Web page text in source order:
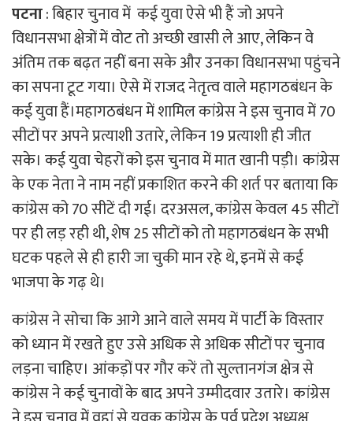
पटना: बिहार चुनाव में कई युवा ऐसे भी हैं जो अपने
विधानसभा क्षेत्रों में वोट तो अच्छी खासी ले आए, लेकिन वे
अंतिम तक बढ़त नहीं बना सके और उनका विधानसभा पहुंचने
का सपना टूट गया। ऐसे में राजद नेतृत्व वाले महागठबंधन के
कई युवा हैं।महागठबंधन में शामिल कांग्रेस ने इस चुनाव में 70
सीटों पर अपने प्रत्याशी उतारे, लेकिन 19 प्रत्याशी ही जीत
सके। कई युवा चेहरों को इस चुनाव में मात खानी पड़ी। कांग्रेस
के एक नेता ने नाम नहीं प्रकाशित करने की शर्त पर बताया कि
कांग्रेस को 70 सीटें दी गई। दरअसल, कांग्रेस केवल 45 सीटों
पर ही लड़ रही थी, शेष 25 सीटों को तो महागठबंधन के सभी
घटक पहले से ही हारी जा चुकी मान रहे थे, इनमें से कई
भाजपा के गढ़ थे।
कांग्रेस ने सोचा कि आगे आने वाले समय में पार्टी के विस्तार
को ध्यान में रखते हुए उसे अधिक से अधिक सीटों पर चुनाव
लड़ना चाहिए। आंकड़ों पर गौर करें तो सुल्तानगंज क्षेत्र से
कांग्रेस ने कई चुनावों के बाद अपने उम्मीदवार उतारे। कांग्रेस